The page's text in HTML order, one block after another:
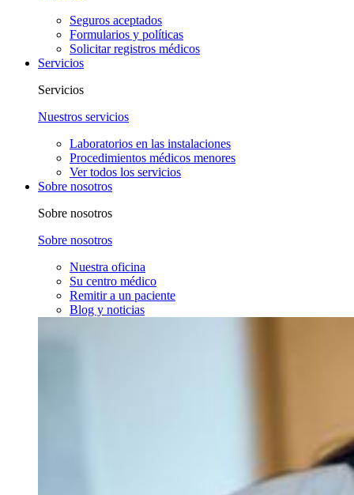
Seguros aceptados
Formularios y políticas
Solicitar registros médicos
Servicios
Servicios
Nuestros servicios
Laboratorios en las instalaciones
Procedimientos médicos menores
Ver todos los servicios
Sobre nosotros
Sobre nosotros
Sobre nosotros
Nuestra oficina
Su centro médico
Remitir a un paciente
Blog y noticias